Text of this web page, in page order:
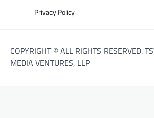
Privacy Policy
COPYRIGHT © ALL RIGHTS RESERVED.
MEDIA VENTURES, LLP